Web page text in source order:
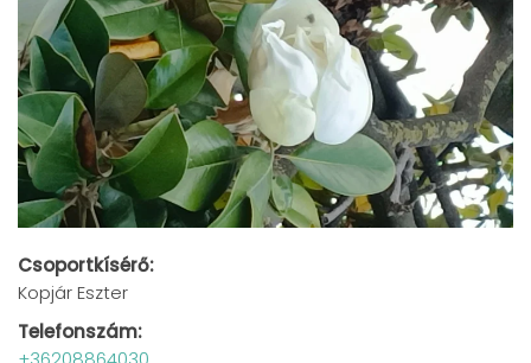
Csoportkísérő:
Kopjár Eszter
Telefonszám: